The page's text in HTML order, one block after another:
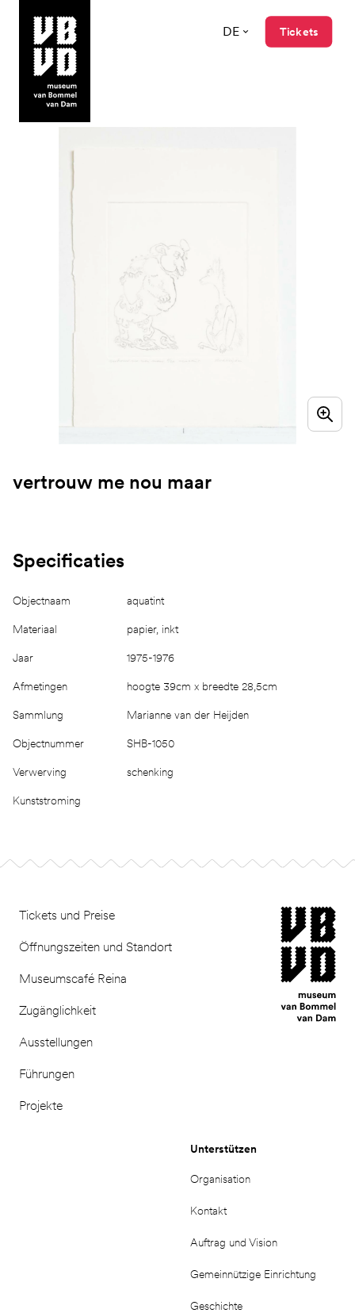
museum van Bommel van Dam
DE Tickets
vertrouw me nou maar
Specificaties
Objectnaam aquatint
Materiaal papier, inkt
Jaar 1975-1976
Afmetingen hoogte 39cm x breedte 28,5cm
Sammlung Marianne van der Heijden
Objectnummer SHB-1050
Verwerving schenking
Kunststroming
Tickets und Preise
Öffnungszeiten und Standort
Museumscafé Reina
Zugänglichkeit
Ausstellungen
Führungen
Projekte
museum van
Unterstützen
Organisation
Kontakt
Auftrag und Vision
Gemeinnützige Einrichtung
Geschichte